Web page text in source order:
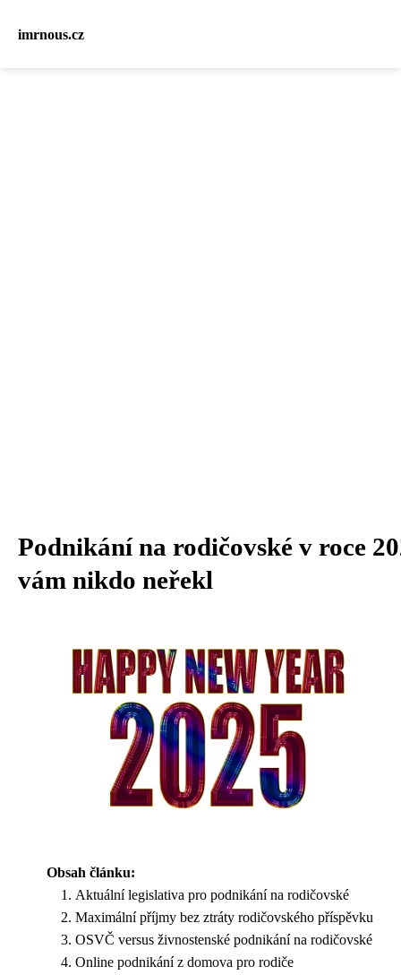
imrnous.cz
Podnikání na rodičovské v roce
vám nikdo neřekl
Obsah článku:
Aktuální legislativa pro podnikání na rodičovské
Maximální příjmy bez ztráty rodičovského příspěvku
OSVČ versus živnostenské podnikání na rodičovské
Online podnikání z domova pro rodiče